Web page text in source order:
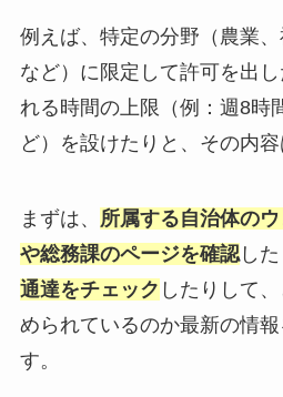
例えば、特定の分野（農業
など）に限定して許可を出
れる時間の上限（例：週8時
ど）を設けたりと、その内容
まずは、
所属する自治体の
や総務課のページを確認した
通達をチェック したりして
められているのか最新の情
す。